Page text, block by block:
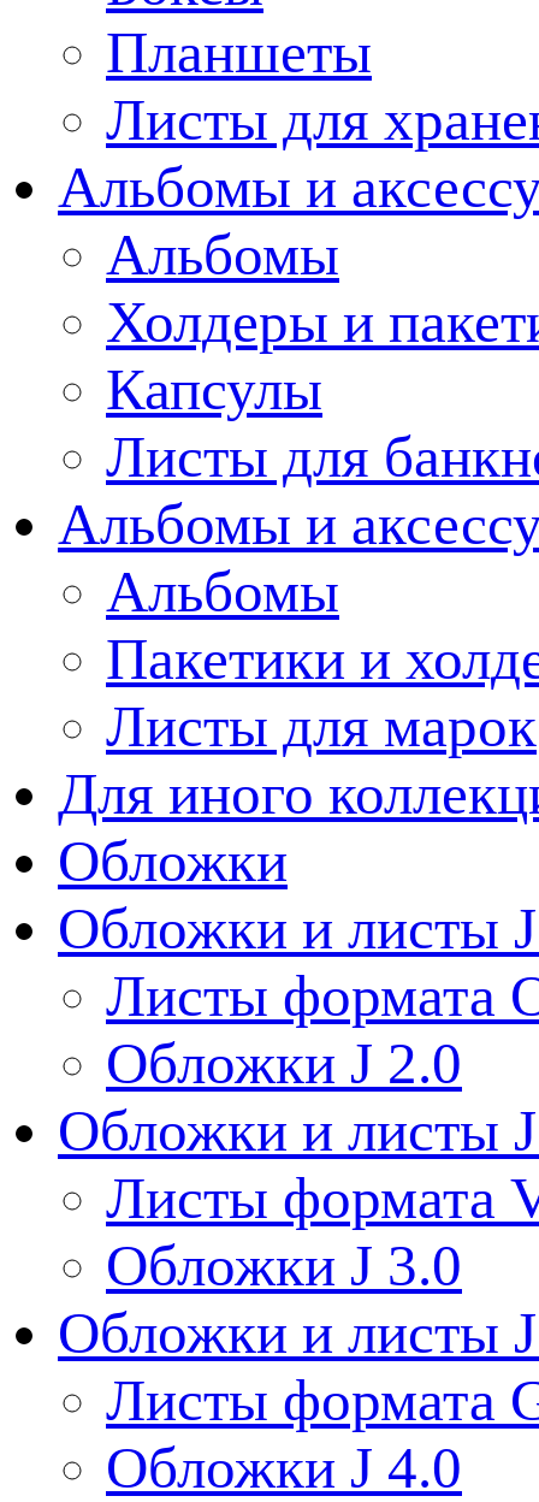
Планшеты
Листы для
Альбомы и
Альбомы
Холдеры и
Капсулы
Листы для
Альбомы и
Альбомы
Пакетики и
Листы для марок
Для иного
Обложки
Обложки и листы
Листы формата
Обложки J 2.0
Обложки и листы
Листы формата
Обложки J 3.0
Обложки и листы
Листы формата
Обложки J 4.0